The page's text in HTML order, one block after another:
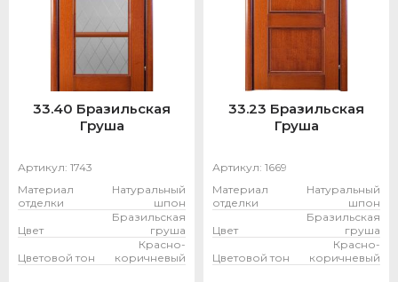
33.40 Бразильская
Груша
Артикул: 1743
Материал
отделки
Натуральный
шпон
Цвет
Бразильская
груша
Цветовой тон
Красно-
коричневый
33.23 Бразильская
Груша
Артикул: 1669
Материал
отделки
Натуральный
шпон
Цвет
Бразильская
груша
Цветовой тон
Красно-
коричневый